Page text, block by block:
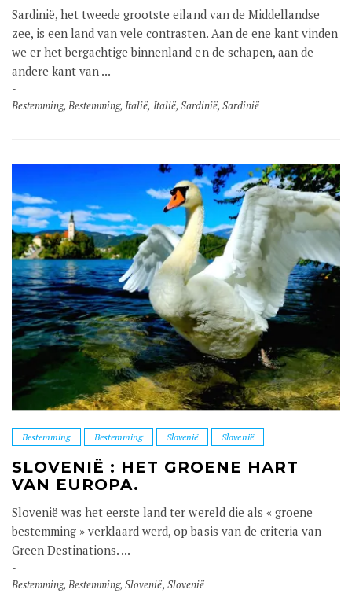
Sardinië, het tweede grootste eiland van de Middellandse
zee, is een land van vele contrasten. Aan de ene kant vinden
we er het bergachtige binnenland en de schapen, aan de
andere kant van ...
Bestemming,Bestemming,Italië, Italië,Sardinië,Sardinië
Bestemming Bestemming Slovenië Slovenië
SLOVENIË : HET GROENE HART
VAN EUROPA.
Slovenië was het eerste land ter wereld die als « groene
bestemming » verklaard werd, op basis van de criteria van
Green Destinations. ...
Bestemming, Bestemming,Slovenië, Slovenië